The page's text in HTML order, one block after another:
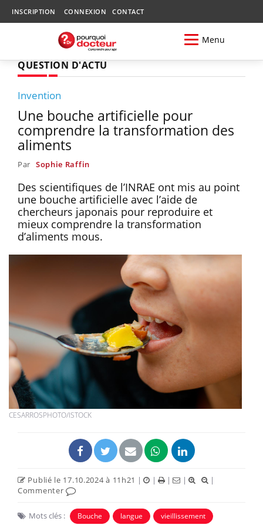
INSCRIPTION CONNEXION CONTACT
Menu
QUESTION D'ACTU
Invention
Une bouche artificielle pour
comprendre la transformation des
aliments
Par Sophie Raffin
Des scientifiques de l’INRAE ont mis au point
une bouche artificielle avec l’aide de
chercheurs japonais pour reproduire et
mieux comprendre la transformation
d’aliments mous.
CESARROSPHOTO/ISTOCK
Publié le 17.10.2024 à 11h21 | | | |
|
Commenter
Mots clés : Bouche langue vieillissement